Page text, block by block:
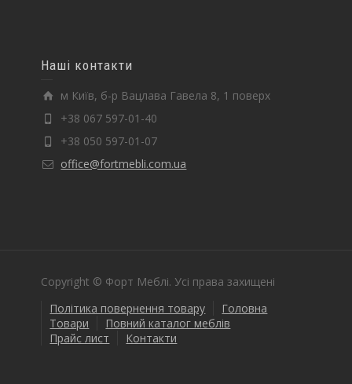
Наші контакти
м Київ, б-р Вацлава Гавела 8, 1 поверх
+38 067 597-01-40
+38 050 597-01-07
office@fortmebli.com.ua
Copyright © Форт Меблі. Усі права захищені
Політика повернення товару
Головна
Товари
Повний каталог меблів
Прайс лист
Контакти